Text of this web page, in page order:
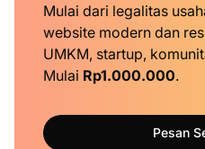
Mulai dari legalitas
website modern dan
UMKM, startup,
Mulai Rp1.000.000.
Pesan